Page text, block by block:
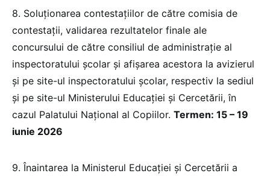
8. Soluţionarea contestaţiilor de către comisia de
contestaţii, validarea rezultatelor finale ale
concursului de către consiliul de administraţie al
inspectoratului şcolar şi afişarea acestora la avizierul
şi pe site-ul inspectoratului şcolar, respectiv la sediul
şi pe site-ul Ministerului Educației și Cercetării, în
cazul Palatului Naţional al Copiilor. Termen: 15 – 19
iunie 2026
9. Înaintarea la Ministerul Educației și Cercetării a